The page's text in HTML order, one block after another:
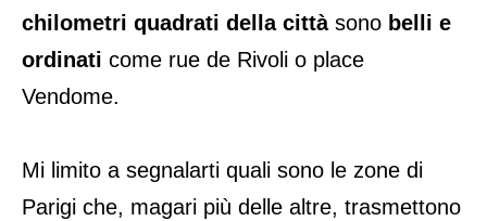
chilometri quadrati della cittàsono belli e
ordinati come rue de Rivoli o place
Vendome.
Mi limito a segnalarti quali sono le zone di
Parigi che, magari più delle altre, trasmettono